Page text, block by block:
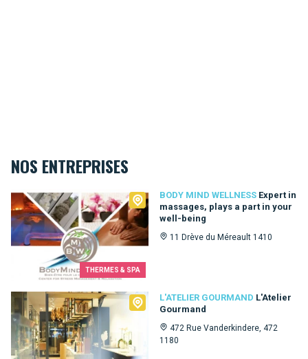
NOS ENTREPRISES
THERMES & SPA
BODY MIND WELLNESS Expert in
massages, plays a part in your
well-being
11 Drève du Méreault 1410
Body Mind Wellness
L'ATELIER GOURMAND L'Atelier
Gourmand
472 Rue Vanderkindere, 472
1180
L'Atelier Gourmand